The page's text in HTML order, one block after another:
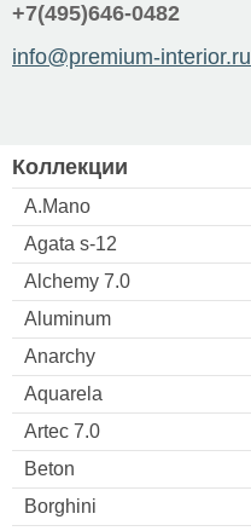
+7(495)646-0482
info@premium-interior.ru
Коллекции
A.Mano
Agata s-12
Alchemy 7.0
Aluminum
Anarchy
Aquarela
Artec 7.0
Beton
Borghini